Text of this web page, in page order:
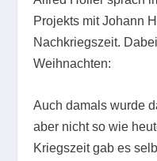
Projekts mit Johann
Nachkriegszeit.
Weihnachten:
Auch damals wurde
aber nicht so wie
Kriegszeit gab es